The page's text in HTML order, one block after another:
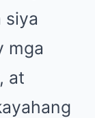
siya
mga
at